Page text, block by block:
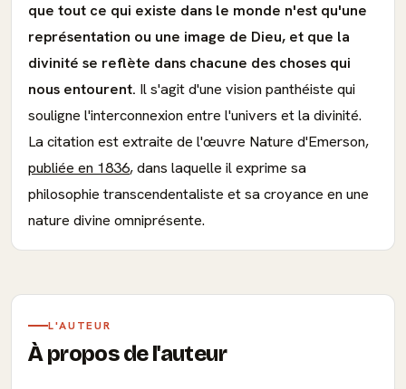
que tout ce qui existe dans le monde n'est qu'une
représentation ou une image de Dieu, et que la
divinité se reflète dans chacune des choses qui
nous entourent. Il s'agit d'une vision panthéiste qui
souligne l'interconnexion entre l'univers et la divinité.
La citation est extraite de l'œuvre Nature d'Emerson,
publiée en 1836, dans laquelle il exprime sa
philosophie transcendentaliste et sa croyance en une
nature divine omniprésente.
L'AUTEUR
À propos de l'auteur